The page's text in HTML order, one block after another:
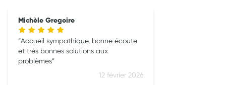
Michèle Gregoire
12 février 2026
Accueil sympathique, bonne écoute
et très bonnes solutions aux
problèmes